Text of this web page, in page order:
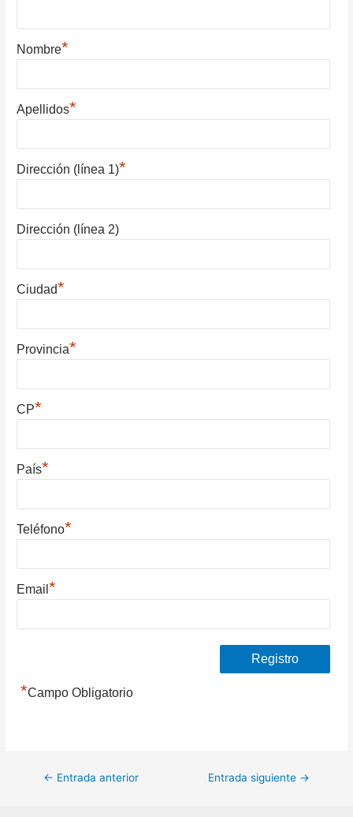
Nombre*
Apellidos*
Dirección (línea 1)*
Dirección (línea 2)
Ciudad*
Provincia*
CP*
País*
Teléfono*
Email*
*Campo Obligatorio
Navegación
← Entrada anterior Entrada siguiente →